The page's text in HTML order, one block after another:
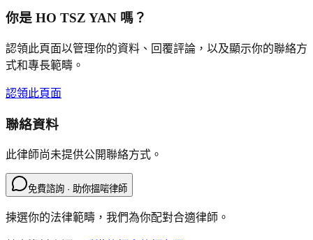
你是 HO TSZ YAN 嗎？
認領此頁面以管理你的資料、回覆評論，以及顯示你的聯絡方
式和專長範疇。
認領此頁面
聯絡資料
此律師尚未提供公開聯絡方式。
免費諮詢 · 助你搵啱律師
揀選你的法律範疇，我們為你配對合適律師。